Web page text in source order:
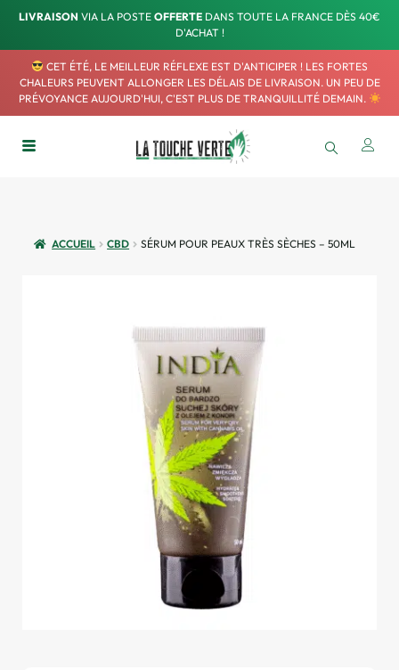
LIVRAISON VIA LA POSTE OFFERTE DANS TOUTE LA FRANCE DÈS 40€
D'ACHAT !
CET ÉTÉ, LE MEILLEUR RÉFLEXE EST D'ANTICIPER ! LES FORTES
CHALEURS PEUVENT ALLONGER LES DÉLAIS DE LIVRAISON. UN PEU DE
PRÉVOYANCE AUJOURD'HUI, C'EST PLUS DE TRANQUILLITÉ DEMAIN.
ACCUEIL CBD SÉRUM POUR PEAUX TRÈS SÈCHES – 50ML